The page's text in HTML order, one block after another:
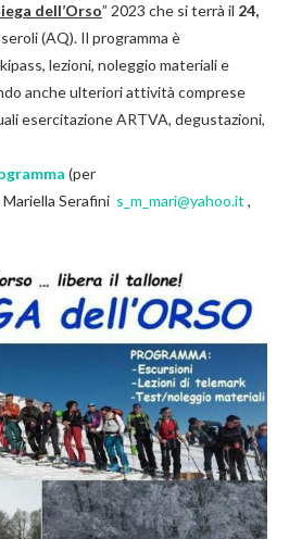
dell’Orso” 2023 che si terrà il 24,
(AQ). Il programma è
lezioni, noleggio materiali e
anche ulteriori attività comprese
esercitazione ARTVA, degustazioni,
(per
Serafini s_m_mari@yahoo.it ,